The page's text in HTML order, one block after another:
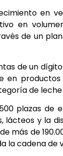
en
en
de un
de un
en
de leche
plazas de
y la
más de
la cadena de